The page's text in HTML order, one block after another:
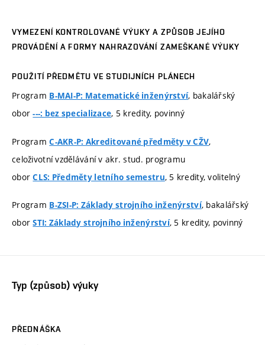
VYMEZENÍ KONTROLOVANÉ VÝUKY A ZPŮSOB JEJÍHO
PROVÁDĚNÍ A FORMY NAHRAZOVÁNÍ ZAMEŠKANÉ VÝUKY
POUŽITÍ PŘEDMĚTU VE STUDIJNÍCH PLÁNECH
Program B-MAI-P: Matematické inženýrství, bakalářský
obor---: bez specializace, 5 kredity, povinný
ProgramC-AKR-P: Akreditované předměty v CŽV,
celoživotní vzdělávání v akr. stud. programu
oborCLS: Předměty letního semestru, 5 kredity, volitelný
Program B-ZSI-P: Základy strojního inženýrství, bakalářský
oborSTI: Základy strojního inženýrství, 5 kredity, povinný
Typ (způsob) výuky
PŘEDNÁŠKA